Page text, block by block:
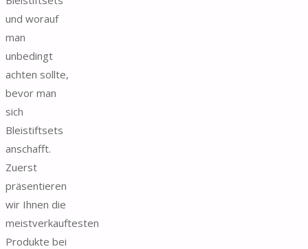
und worauf
man
unbedingt
achten sollte,
bevor man
sich
Bleistiftsets
anschafft.
Zuerst
präsentieren
wir Ihnen die
meistverkauftesten
Produkte bei